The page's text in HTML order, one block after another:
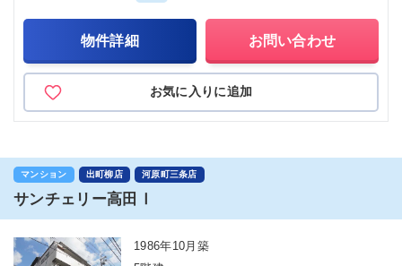
物件詳細 お問い合わせ
お気に入りに追加
マンション 出町柳店 河原町三条店
サンチェリー高田Ⅰ
1986年10月築